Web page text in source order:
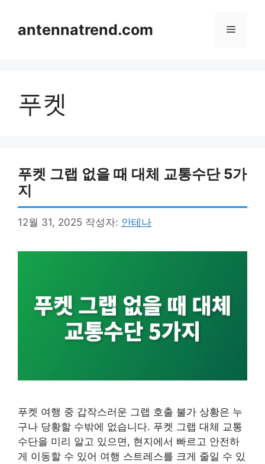
antennatrend.com 메
푸켓
푸켓 그랩 없을 때 대체 교통수단 5가
지
12월 31, 2025 작성자: 안테나
푸켓 여행 중 갑작스러운 그랩 호출 불가 상황은 누
구나 당황할 수밖에 없습니다. 푸켓 그랩 대체 교통
수단을 미리 알고 있으면, 현지에서 빠르고 안전하
게 이동할 수 있어 여행 스트레스를 크게 줄일 수 있